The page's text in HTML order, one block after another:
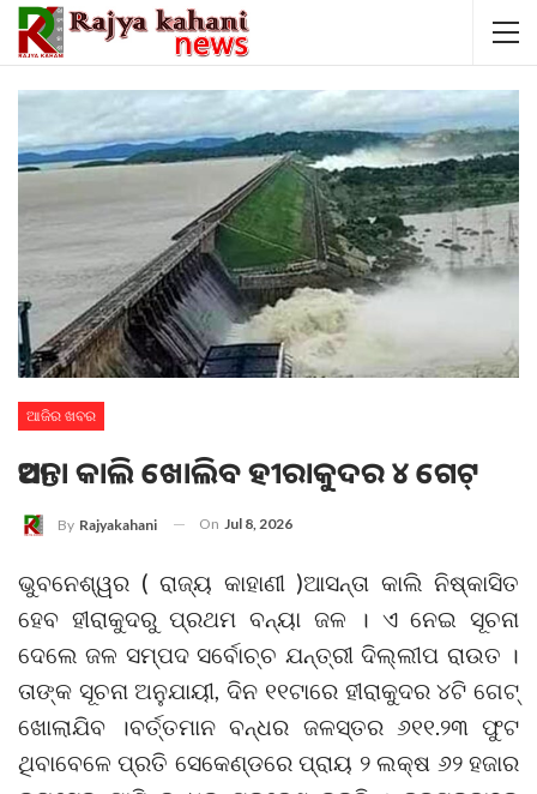
ଆଜିର ଖବର
ଆସନ୍ତା କାଲି ଖୋଲିବ ହୀରାକୁଦର ୪ ଗେଟ୍
By Rajyakahani On Jul 8, 2026
ଭୁବନେଶ୍ୱର ( ରାଜ୍ୟ କାହାଣୀ )ଆସନ୍ତା କାଲି ନିଷ୍କାସିତ
ହେବ ହୀରାକୁଦରୁ ପ୍ରଥମ ବନ୍ୟା ଜଳ । ଏ ନେଇ ସୂଚନା
ଦେଲେ ଜଳ ସମ୍ପଦ ସର୍ବୋଚ୍ଚ ଯନ୍ତ୍ରୀ ଦିଲ୍ଲୀପ ରାଉତ ।
ତାଙ୍କ ସୂଚନା ଅନୁଯାୟୀ, ଦିନ ୧୧ଟାରେ ହୀରାକୁଦର ୪ଟି ଗେଟ୍
ଖୋଲାଯିବ ।ବର୍ତ୍ତମାନ ବନ୍ଧର ଜଳସ୍ତର ୬୧୧.୨୩ ଫୁଟ
ଥିବାବେଳେ ପ୍ରତି ସେକେଣ୍ଡରେ ପ୍ରାୟ ୨ ଲକ୍ଷ ୬୨ ହଜାର